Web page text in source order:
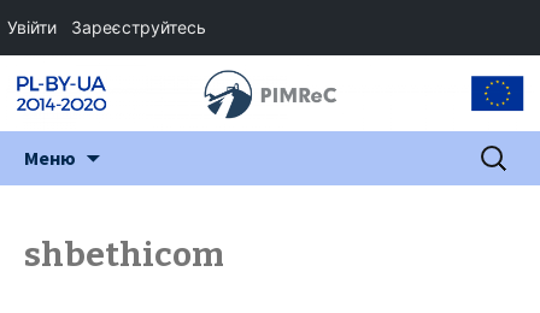
Меню Пошук:
shbethicom
Увійти Зареєструйтесь